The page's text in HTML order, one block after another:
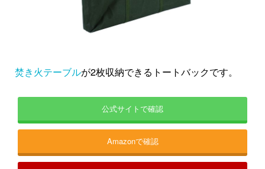
焚き火テーブルが2枚収納できるトートバックです。
公式サイトで確認
Amazonで確認